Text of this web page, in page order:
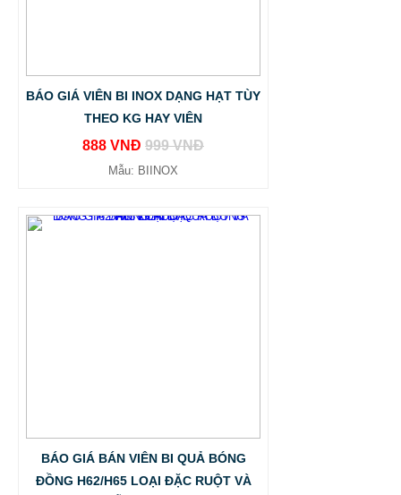
BÁO GIÁ VIÊN BI INOX DẠNG HẠT TÙY
THEO KG HAY VIÊN
888 VNĐ 999 VNĐ
Mẫu: BIINOX
BÁO GIÁ BÁN VIÊN BI QUẢ BÓNG
ĐỒNG H62/H65 LOẠI ĐẶC RUỘT VÀ